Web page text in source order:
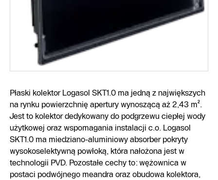
Płaski kolektor Logasol SKT1.0 ma jedną z największych
na rynku powierzchnię apertury wynoszącą aż 2,43 m².
Jest to kolektor dedykowany do podgrzewu ciepłej wody
użytkowej oraz wspomagania instalacji c.o. Logasol
SKT1.0 ma miedziano-aluminiowy absorber pokryty
wysokoselektywną powłoką, która nałożona jest w
technologii PVD. Pozostałe cechy to: wężownica w
postaci podwójnego meandra oraz obudowa kolektora,